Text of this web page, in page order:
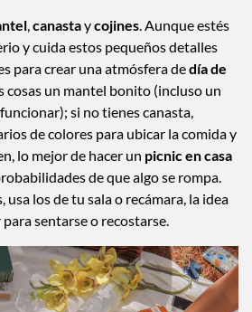
,canastaycojines. Aunque estés
y cuida estos pequeños detalles
para crear una atmósfera dedía de
cosas un mantel bonito (incluso un
si no tienes canasta,
de colores para ubicar la comida y
lo mejor de hacer unpicnic en casa
de que algo se rompa.
los de tu sala o recámara, la idea